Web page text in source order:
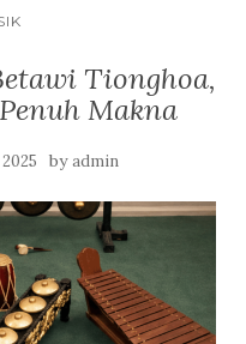
Tionghoa,
Makna
byadmin